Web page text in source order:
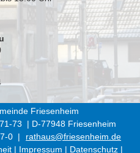
Friesenheim
73 | D-77948 Friesenheim
0 |
rathaus@friesenheim.de
| Impressum | Datenschutz|